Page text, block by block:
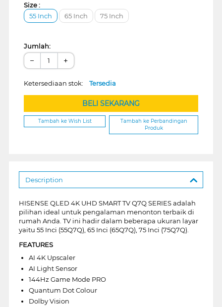
Size :
55 Inch
65 Inch 75 Inch
Jumlah:
− +
Ketersediaan stok: Tersedia
BELI SEKARANG
Tambah ke Wish List
Tambah ke Perbandingan
Produk
Description
HISENSE QLED 4K UHD SMART TV Q7Q SERIES adalah
pilihan ideal untuk pengalaman menonton terbaik di
rumah Anda. TV ini hadir dalam beberapa ukuran layar
yaitu 55 Inci (55Q7Q), 65 Inci (65Q7Q), 75 Inci (75Q7Q).
FEATURES
AI 4K Upscaler
AI Light Sensor
144Hz Game Mode PRO
Quantum Dot Colour
Dolby Vision